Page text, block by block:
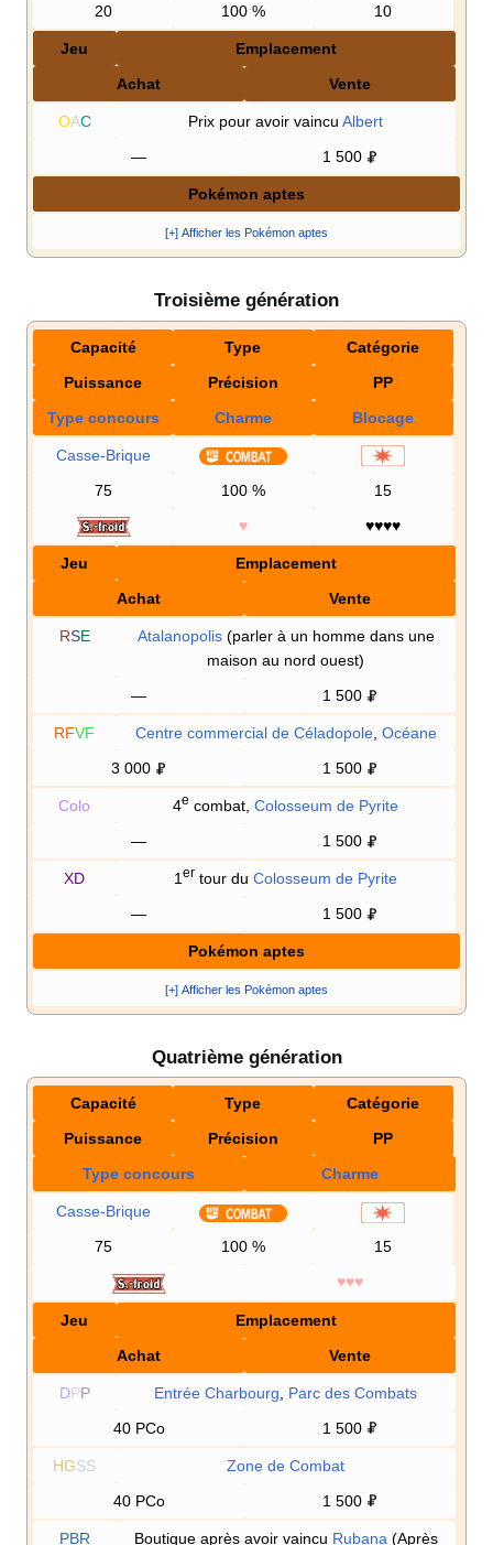
20
100 % 10
Jeu
Emplacement
Achat
Vente
OAC Prix pour avoir vaincuAlbert
—
1 500
Pokémon aptes
[+] Afficher les Pokémon aptes
Troisième génération
Capacité Type
Catégorie
Puissance
Précision
PP
Type concours
Charme Blocage
Casse-Brique
75
100 %
15
♥
♥♥♥♥
Jeu
Emplacement
Achat
Vente
RSE Atalanopolis(parler à un homme dans une
maison au nord ouest)
—
1 500
RFVF Centre commercial de Céladopole, Océane
3 000
1 500
Colo 4e combat,Colosseum de Pyrite
—
1 500
XD 1er tour duColosseum de Pyrite
—
1 500
Pokémon aptes
[+] Afficher les Pokémon aptes
Quatrième génération
Capacité Type
Catégorie
Puissance
Précision
PP
Type concours
Charme
Casse-Brique
75
100 %
15
♥♥♥
Jeu
Emplacement
Achat
Vente
DPP Entrée Charbourg
Parc des Combats
40 PCo
1 500
HGSS
Zone de Combat
40 PCo
1 500
PBR Boutique après avoir vaincu Rubana (Après